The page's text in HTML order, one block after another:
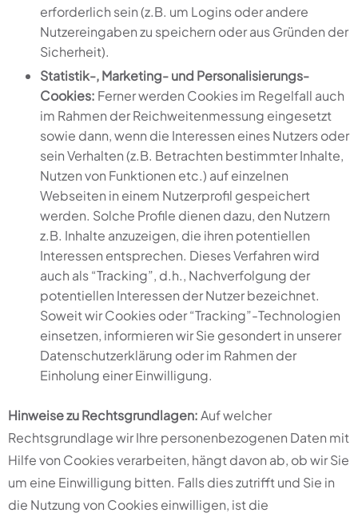
erforderlich sein (z.B. um Logins oder andere
Nutzereingaben zu speichern oder aus Gründen der
Sicherheit).
Statistik-, Marketing- und Personalisierungs-
Cookies: Ferner werden Cookies im Regelfall auch
im Rahmen der Reichweitenmessung eingesetzt
sowie dann, wenn die Interessen eines Nutzers oder
sein Verhalten (z.B. Betrachten bestimmter Inhalte,
Nutzen von Funktionen etc.) auf einzelnen
Webseiten in einem Nutzerprofil gespeichert
werden. Solche Profile dienen dazu, den Nutzern
z.B. Inhalte anzuzeigen, die ihren potentiellen
Interessen entsprechen. Dieses Verfahren wird
auch als “Tracking”, d.h., Nachverfolgung der
potentiellen Interessen der Nutzer bezeichnet.
Soweit wir Cookies oder “Tracking”-Technologien
einsetzen, informieren wir Sie gesondert in unserer
Datenschutzerklärung oder im Rahmen der
Einholung einer Einwilligung.
Hinweise zu Rechtsgrundlagen:Auf welcher
Rechtsgrundlage wir Ihre personenbezogenen Daten mit
Hilfe von Cookies verarbeiten, hängt davon ab, ob wir Sie
um eine Einwilligung bitten. Falls dies zutrifft und Sie in
die Nutzung von Cookies einwilligen, ist die